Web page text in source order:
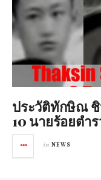
ประวัติทักษิณ
10 นายร้อยตำ
in NEWS